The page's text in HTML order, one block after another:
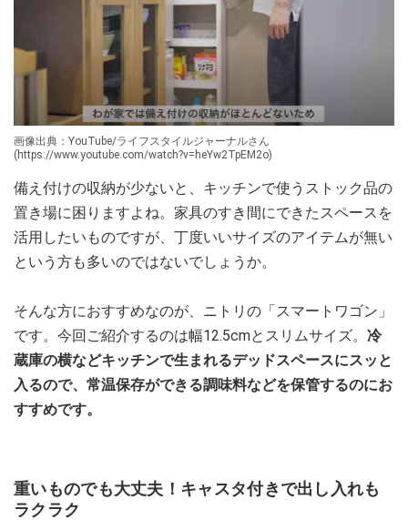
画像出典：YouTube/ライフスタイルジャーナルさん
(https://www.youtube.com/watch?v=heYw2TpEM2o)
備え付けの収納が少ないと、キッチンで使うストック品の
置き場に困りますよね。家具のすき間にできたスペースを
活用したいものですが、丁度いいサイズのアイテムが無い
という方も多いのではないでしょうか。
そんな方におすすめなのが、ニトリの「スマートワゴン」
です。今回ご紹介するのは幅12.5cmとスリムサイズ。 冷
蔵庫の横などキッチンで生まれるデッドスペースにスッと
入るので、常温保存ができる調味料などを保管するのにお
すすめです。
重いものでも大丈夫！キャスタ付きで出し入れも
ラクラク